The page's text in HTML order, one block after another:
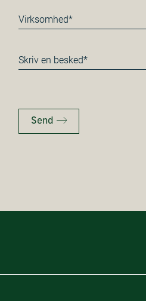
Virksomhed*
*
Besked
*
Send